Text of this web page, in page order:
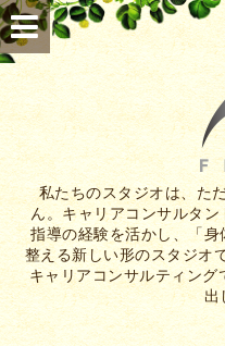
私たちのスタジオは、た
ん。キャリアコンサルタ
指導の経験を活かし、「
整える新しい形のスタジオ
キャリアコンサルティング
出